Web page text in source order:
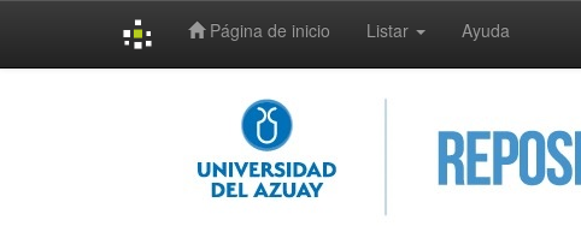
Página de inicio Listar Ayuda